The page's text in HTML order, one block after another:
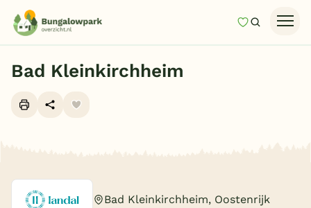
MijnZoeken
Last minutes
Bad Kleinkirchheim
Bad Kleinkirchheim, Oostenrijk